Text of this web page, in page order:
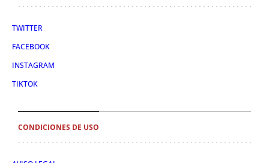
TWITTER
FACEBOOK
INSTAGRAM
TIKTOK
CONDICIONES DE USO